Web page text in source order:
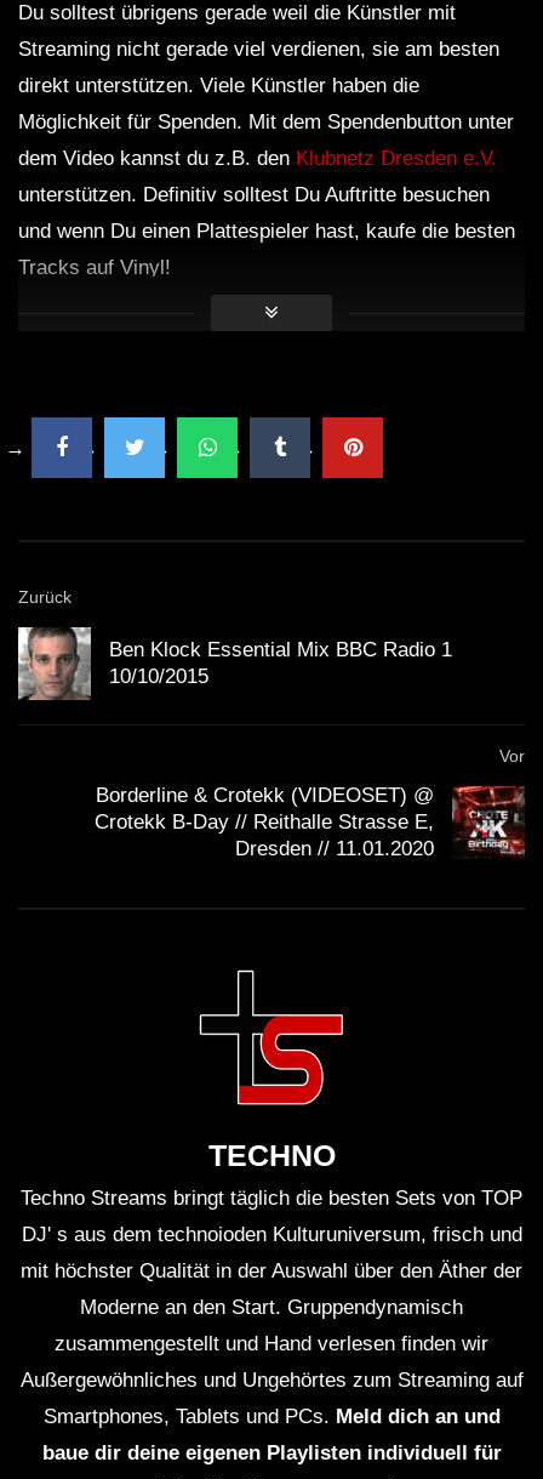
Du solltest übrigens gerade weil die Künstler mit
Streaming nicht gerade viel verdienen, sie am besten
direkt unterstützen. Viele Künstler haben die
Möglichkeit für Spenden. Mit dem Spendenbutton unter
dem Video kannst du z.B. den Klubnetz Dresden e.V.
unterstützen. Definitiv solltest Du Auftritte besuchen
und wenn Du einen Plattespieler hast, kaufe die besten
Tracks auf Vinyl!
Zurück
Ben Klock Essential Mix BBC Radio 1
10/10/2015
Vor
Borderline & Crotekk (VIDEOSET) @
Crotekk B-Day // Reithalle Strasse E,
Dresden // 11.01.2020
TECHNO
Techno Streams bringt täglich die besten Sets von TOP
DJ' s aus dem technoioden Kulturuniversum, frisch und
mit höchster Qualität in der Auswahl über den Äther der
Moderne an den Start. Gruppendynamisch
zusammengestellt und Hand verlesen finden wir
Außergewöhnliches und Ungehörtes zum Streaming auf
Smartphones, Tablets und PCs. Meld dich an und
baue dir deine eigenen Playlisten individuell für